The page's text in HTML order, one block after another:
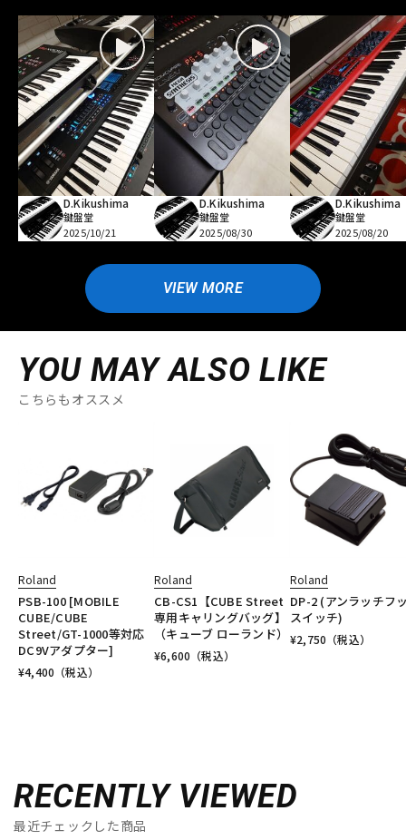
D.Kikushima
鍵盤堂
2025/10/21
D.Kikushima
鍵盤堂
2025/08/30
D.Kikushima
鍵盤堂
2025/08/20
VIEW MORE
YOU MAY ALSO LIKE
こちらもオススメ
Roland
PSB-100 [MOBILE
CUBE/CUBE
Street/GT-1000等対応
DC9Vアダプター]
¥4,400 （税込）
Roland
CB-CS1【CUBE Street
専用キャリングバッグ】
（キューブ ローランド）
¥6,600 （税込）
Roland
DP-2 (アンラッチフ
スイッチ)
¥2,750 （税込）
RECENTLY VIEWED
最近チェックした商品